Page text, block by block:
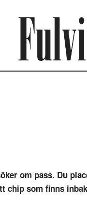
om pass. Du
chip som finns